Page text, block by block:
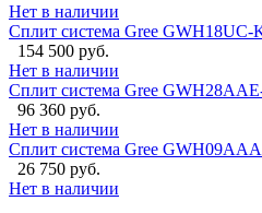
Нет в наличии
Сплит система Gree
154 500 руб.
Нет в наличии
Сплит система Gree
96 360 руб.
Нет в наличии
Сплит система Gree
26 750 руб.
Нет в наличии